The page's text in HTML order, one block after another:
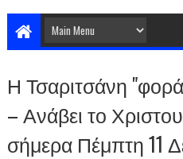
Η Τσαριτσάνη
– Ανάβει το
σήμερα Πέμπτη 11